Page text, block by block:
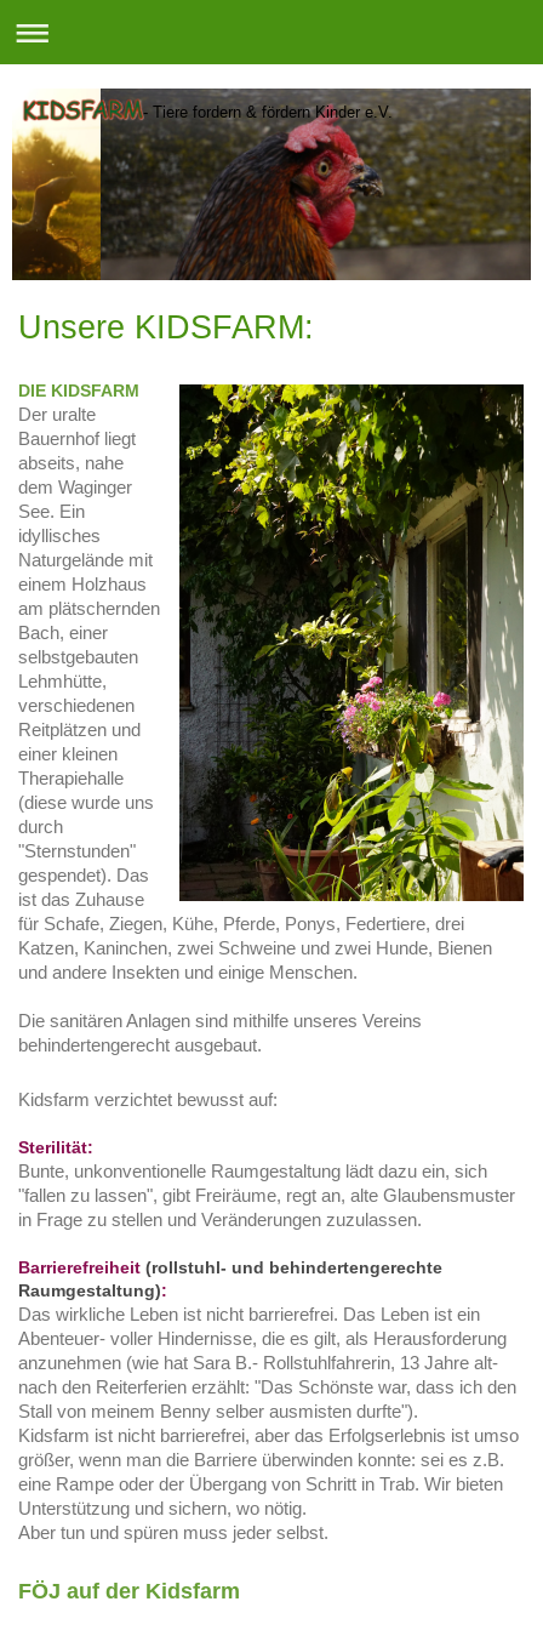
- Tiere fordern & fördern Kinder e.V.
Unsere KIDSFARM:
DIE KIDSFARM
Der uralte
Bauernhof liegt
abseits, nahe
dem Waginger
See. Ein
idyllisches
Naturgelände mit
einem Holzhaus
am plätschernden
Bach, einer
selbstgebauten
Lehmhütte,
verschiedenen
Reitplätzen und
einer kleinen
Therapiehalle
(diese wurde uns
durch
"Sternstunden"
gespendet). Das
ist das Zuhause
für Schafe, Ziegen, Kühe, Pferde, Ponys, Federtiere, drei
Katzen, Kaninchen, zwei Schweine und zwei Hunde, Bienen
und andere Insekten und einige Menschen.
Die sanitären Anlagen sind mithilfe unseres Vereins
behindertengerecht ausgebaut.
Kidsfarm verzichtet bewusst auf:
Sterilität:
Bunte, unkonventionelle Raumgestaltung lädt dazu ein, sich
"fallen zu lassen", gibt Freiräume, regt an, alte Glaubensmuster
in Frage zu stellen und Veränderungen zuzulassen.
Barrierefreiheit (rollstuhl- und behindertengerechte
Raumgestaltung):
Das wirkliche Leben ist nicht barrierefrei. Das Leben ist ein
Abenteuer- voller Hindernisse, die es gilt, als Herausforderung
anzunehmen (wie hat Sara B.- Rollstuhlfahrerin, 13 Jahre alt-
nach den Reiterferien erzählt: "Das Schönste war, dass ich den
Stall von meinem Benny selber ausmisten durfte").
Kidsfarm ist nicht barrierefrei, aber das Erfolgserlebnis ist umso
größer, wenn man die Barriere überwinden konnte: sei es z.B.
eine Rampe oder der Übergang von Schritt in Trab. Wir bieten
Unterstützung und sichern, wo nötig.
Aber tun und spüren muss jeder selbst.
FÖJ auf der Kidsfarm